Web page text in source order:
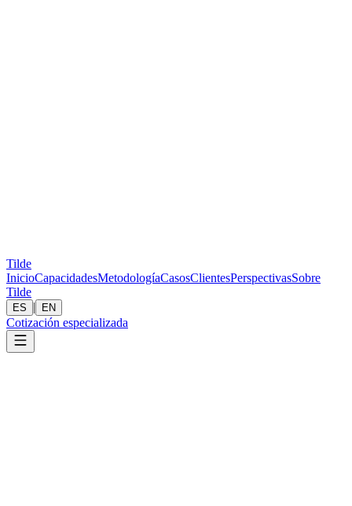
Tilde
InicioCapacidadesMetodologíaCasosClientesPerspectivasSobre
Tilde
ES | EN
Cotización especializada